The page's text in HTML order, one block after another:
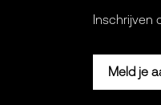
Inschrijven
Meld je